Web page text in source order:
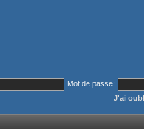
Mot de passe:
J'ai